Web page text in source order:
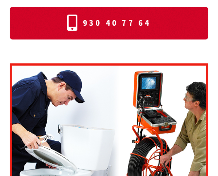
930 40 77 64